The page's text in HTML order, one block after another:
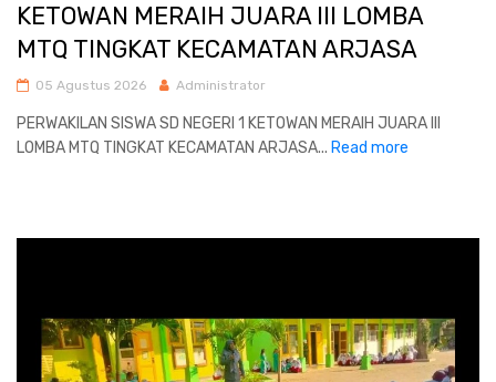
KETOWAN MERAIH JUARA III LOMBA
MTQ TINGKAT KECAMATAN ARJASA
05 Agustus 2026 Administrator
PERWAKILAN SISWA SD NEGERI 1 KETOWAN MERAIH JUARA III
LOMBA MTQ TINGKAT KECAMATAN ARJASA... Read more